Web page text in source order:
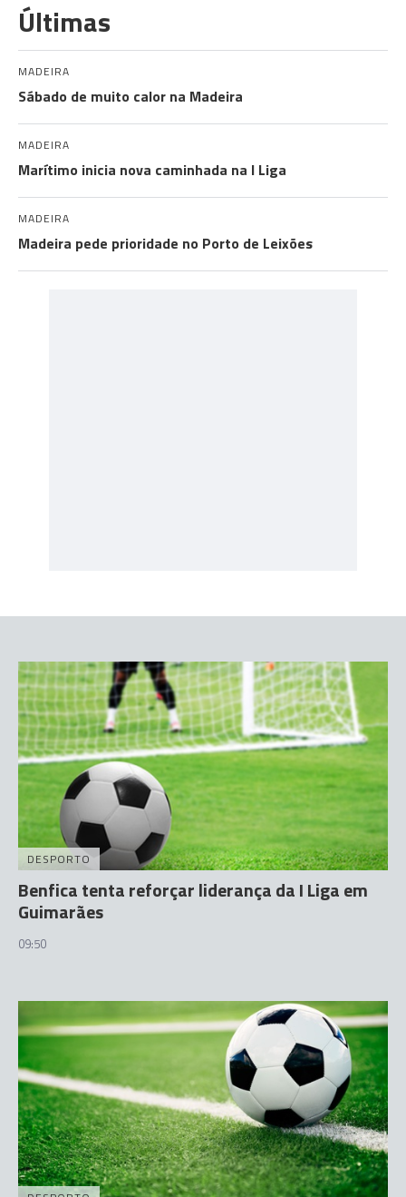
Últimas
MADEIRA
Sábado de muito calor na Madeira
MADEIRA
Marítimo inicia nova caminhada na I Liga
MADEIRA
Madeira pede prioridade no Porto de Leixões
DESPORTO
Benfica tenta reforçar liderança da I Liga em
Guimarães
09:50